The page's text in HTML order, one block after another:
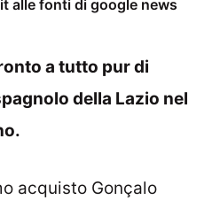
alle fonti di google news
a tutto pur di
della Lazio nel
acquisto Gonçalo